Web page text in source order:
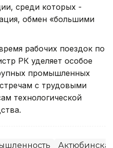
среди которых -
обмен «большими
рабочих поездок по
РК уделяет особое
промышленных
с трудовыми
технологической